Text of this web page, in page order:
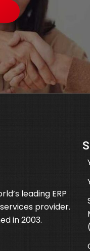
leading ERP
provider.
in 2003.